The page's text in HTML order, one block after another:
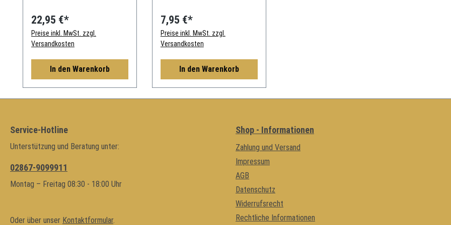
22,95 €*
Preise inkl. MwSt. zzgl.
Versandkosten
In den Warenkorb
7,95 €*
Preise inkl. MwSt. zzgl.
Versandkosten
In den Warenkorb
Service-Hotline
Unterstützung und Beratung unter:
02867-9099911
Montag – Freitag 08:30 - 18:00 Uhr
Oder über unser Kontaktformular.
Shop - Informationen
Zahlung und Versand
Impressum
AGB
Datenschutz
Widerrufsrecht
Rechtliche Informationen